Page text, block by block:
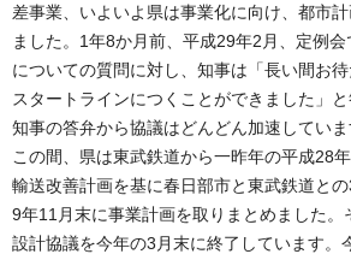
差事業、いよいよ県は事業化に向け、都市
ました。1年8か月前、平成29年2月、定例
についての質問に対し、知事は「長い間お
スタートラインにつくことができました」
知事の答弁から協議はどんどん加速していま
この間、県は東武鉄道から一昨年の平成28
輸送改善計画を基に春日部市と東武鉄道と
9年11月末に事業計画を取りまとめました。
設計協議を今年の3月末に終了しています。